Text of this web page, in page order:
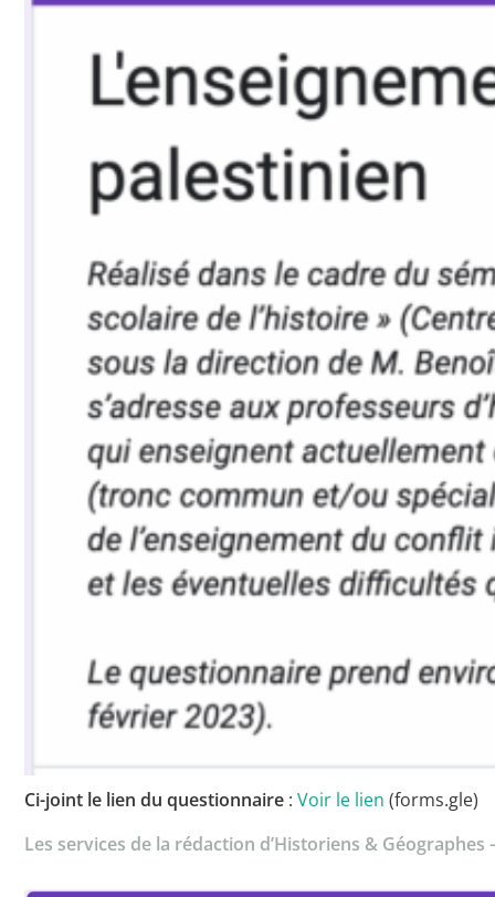
Ci-joint le lien du questionnaire :Voir le lien (forms.gle)
Les services de la rédaction d’Historiens &